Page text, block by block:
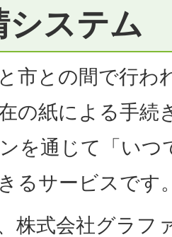
システム
市との間で行わ
の紙による手続
を通じて「いつ
るサービスです
株式会社グラフ